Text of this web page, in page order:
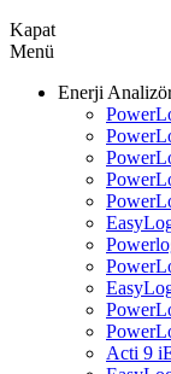
Kapat
Menü
Enerji
Acti 9